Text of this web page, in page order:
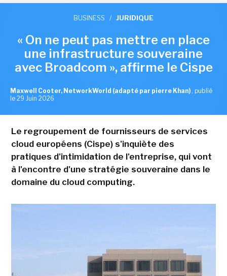
BUSINESS / JURIDIQUE
« On ne peut pas mettre en place
une infrastructure souveraine
avec Broadcom », affirme le Cispe
Maxwell Cooter, NetworkWorld (adapté par pierre Khan) , publié
le 29 Juin 2026
Le regroupement de fournisseurs de services
cloud européens (Cispe) s'inquiète des
pratiques d'intimidation de l'entreprise, qui vont
à l'encontre d'une stratégie souveraine dans le
domaine du cloud computing.